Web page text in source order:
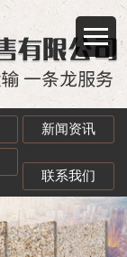
新闻资讯
联系我们